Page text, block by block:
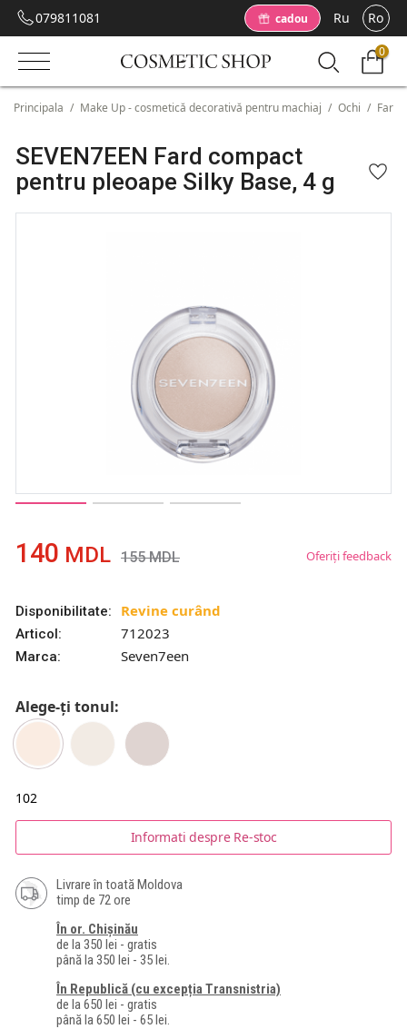
079811081 cadou Ru Ro
0
Principala / Make Up - cosmetică decorativă pentru machiaj / Ochi /
SEVEN7EEN Fard compact
pentru pleoape Silky Base, 4 g
140 MDL 155MDL Oferiți feedback
Disponibilitate: Revine curând
Articol: 712023
Marca: Seven7een
Alege-ți tonul:
102
Informati despre Re-stoc
Livrare în toată Moldova
timp de 72 ore
În or. Chișinău
de la 350 lei - gratis
până la 350 lei - 35 lei.
În Republică (cu excepția Transnistria)
de la 650 lei - gratis
până la 650 lei - 65 lei.